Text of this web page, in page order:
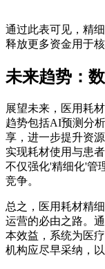
通过此表可见，精
释放更多资金用于核
未来趋势：
展望未来，医用耗
趋势包括AI预测分
享，进一步提升资
实现耗材使用与患
不仅强化'精细化'管
竞争。
总之，医用耗材精
运营的必由之路。
本效益，系统为医
机构应尽早采纳，